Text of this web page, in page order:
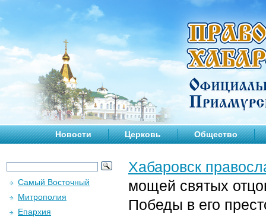
Новости Церковь Общество
Хабаровск
мощей святых
Победы в его
Самый Восточный
Митрополия
Епархия